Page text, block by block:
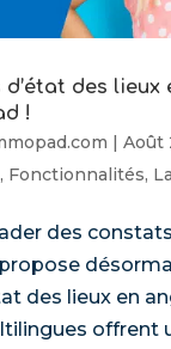
d’état des lieux
!
| Août
, Fonctionnalités,
des
des lieux en
offrent